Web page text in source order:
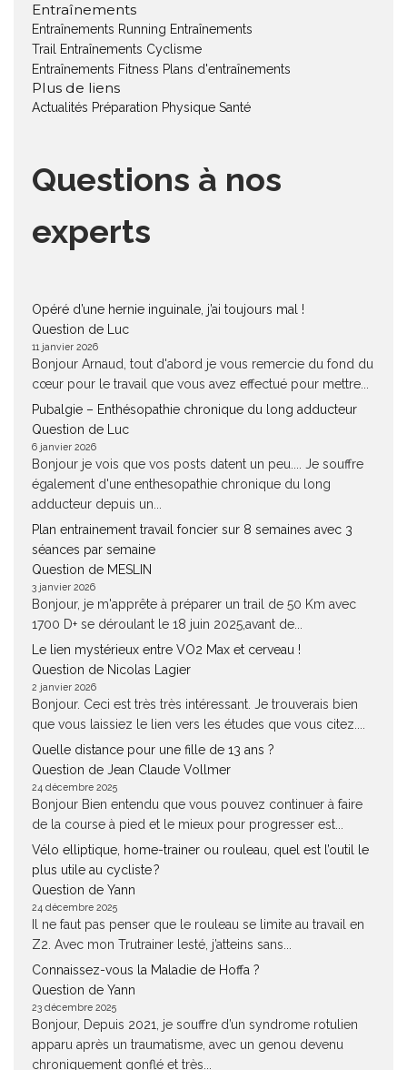
Entraînements
Entraînements Running Entraînements
Trail
Entraînements Cyclisme
Entraînements Fitness Plans d'entraînements
Plus de liens
Actualités Préparation Physique Santé
Questions à nos
experts
Opéré d’une hernie inguinale, j’ai toujours mal !
Question de Luc
11 janvier 2026
Bonjour Arnaud, tout d'abord je vous remercie du fond du
cœur pour le travail que vous avez effectué pour mettre...
Pubalgie – Enthésopathie chronique du long adducteur
Question de Luc
6 janvier 2026
Bonjour je vois que vos posts datent un peu.... Je souffre
également d'une enthesopathie chronique du long
adducteur depuis un...
Plan entrainement travail foncier sur 8 semaines avec 3
séances par semaine
Question de MESLIN
3 janvier 2026
Bonjour, je m'apprête à préparer un trail de 50 Km avec
1700 D+ se déroulant le 18 juin 2025,avant de...
Le lien mystérieux entre VO2 Max et cerveau !
Question de Nicolas Lagier
2 janvier 2026
Bonjour. Ceci est très très intéressant. Je trouverais bien
que vous laissiez le lien vers les études que vous citez....
Quelle distance pour une fille de 13 ans ?
Question de Jean Claude Vollmer
24 décembre 2025
Bonjour Bien entendu que vous pouvez continuer à faire
de la course à pied et le mieux pour progresser est...
Vélo elliptique, home-trainer ou rouleau, quel est l’outil le
plus utile au cycliste ?
Question de Yann
24 décembre 2025
Il ne faut pas penser que le rouleau se limite au travail en
Z2. Avec mon Trutrainer lesté, j’atteins sans...
Connaissez-vous la Maladie de Hoffa ?
Question de Yann
23 décembre 2025
Bonjour, Depuis 2021, je souffre d’un syndrome rotulien
apparu après un traumatisme, avec un genou devenu
chroniquement gonflé et très...